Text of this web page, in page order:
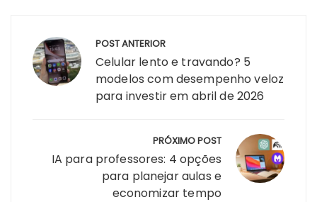
de
Post
POST ANTERIOR
Celular lento e travando? 5
modelos com desempenho veloz
para investir em abril de 2026
PRÓXIMO POST
IA para professores: 4 opções
para planejar aulas e
economizar tempo